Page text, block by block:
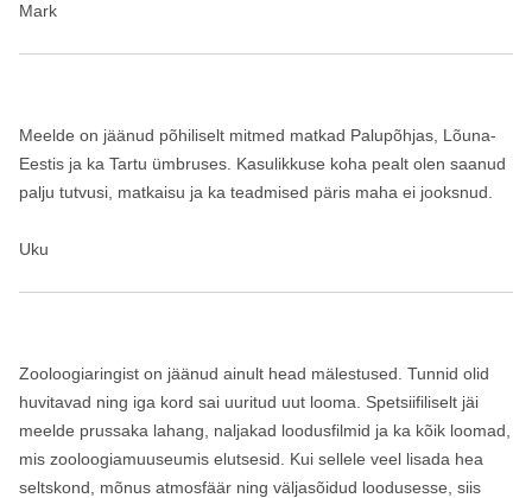
Mark
Meelde on jäänud põhiliselt mitmed matkad Palupõhjas, Lõuna-
Eestis ja ka Tartu ümbruses. Kasulikkuse koha pealt olen saanud
palju tutvusi, matkaisu ja ka teadmised päris maha ei jooksnud.
Uku
Zooloogiaringist on jäänud ainult head mälestused. Tunnid olid
huvitavad ning iga kord sai uuritud uut looma. Spetsiifiliselt jäi
meelde prussaka lahang, naljakad loodusfilmid ja ka kõik loomad,
mis zooloogiamuuseumis elutsesid. Kui sellele veel lisada hea
seltskond, mõnus atmosfäär ning väljasõidud loodusesse, siis